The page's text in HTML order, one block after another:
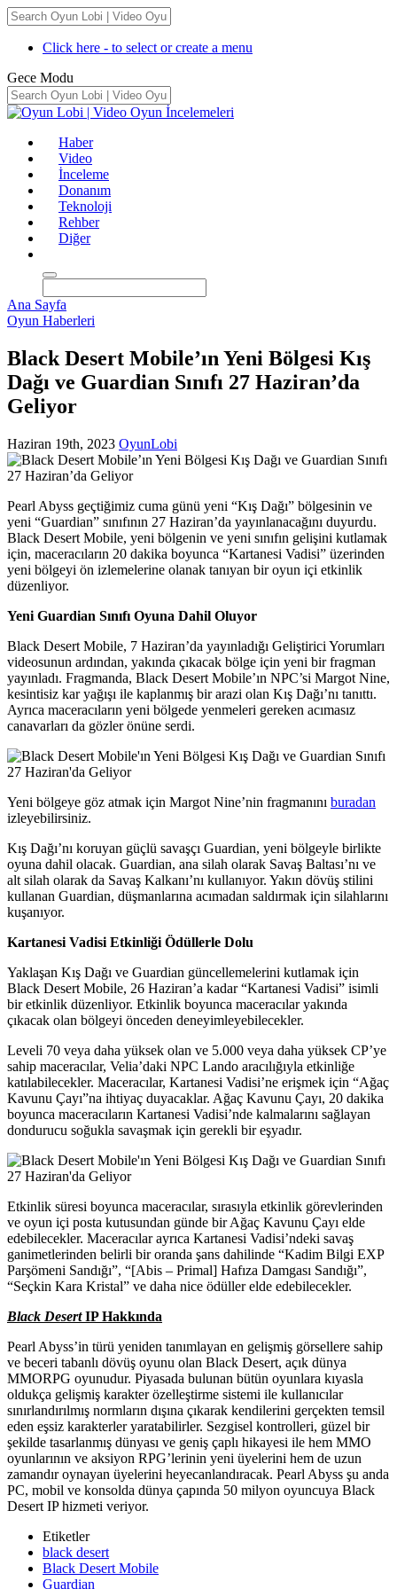
Click here - to select or create a menu
Gece Modu
Haber
Video
İnceleme
Donanım
Teknoloji
Rehber
Diğer
Ana Sayfa
Oyun Haberleri
Black Desert Mobile’ın Yeni Bölgesi Kış
Dağı ve Guardian Sınıfı 27 Haziran’da
Geliyor
Haziran 19th, 2023 OyunLobi
Pearl Abyss geçtiğimiz cuma günü yeni “Kış Dağı” bölgesinin ve
yeni “Guardian” sınıfının 27 Haziran’da yayınlanacağını duyurdu.
Black Desert Mobile, yeni bölgenin ve yeni sınıfın gelişini kutlamak
için, maceracıların 20 dakika boyunca “Kartanesi Vadisi” üzerinden
yeni bölgeyi ön izlemelerine olanak tanıyan bir oyun içi etkinlik
düzenliyor.
Yeni Guardian Sınıfı Oyuna Dahil Oluyor
Black Desert Mobile, 7 Haziran’da yayınladığı Geliştirici Yorumları
videosunun ardından, yakında çıkacak bölge için yeni bir fragman
yayınladı. Fragmanda, Black Desert Mobile’ın NPC’si Margot Nine,
kesintisiz kar yağışı ile kaplanmış bir arazi olan Kış Dağı’nı tanıttı.
Ayrıca maceracıların yeni bölgede yenmeleri gereken acımasız
canavarları da gözler önüne serdi.
Yeni bölgeye göz atmak için Margot Nine’nin fragmanını buradan
izleyebilirsiniz.
Kış Dağı’nı koruyan güçlü savaşçı Guardian, yeni bölgeyle birlikte
oyuna dahil olacak. Guardian, ana silah olarak Savaş Baltası’nı ve
alt silah olarak da Savaş Kalkanı’nı kullanıyor. Yakın dövüş stilini
kullanan Guardian, düşmanlarına acımadan saldırmak için silahlarını
kuşanıyor.
Kartanesi Vadisi Etkinliği Ödüllerle Dolu
Yaklaşan Kış Dağı ve Guardian güncellemelerini kutlamak için
Black Desert Mobile, 26 Haziran’a kadar “Kartanesi Vadisi” isimli
bir etkinlik düzenliyor. Etkinlik boyunca maceracılar yakında
çıkacak olan bölgeyi önceden deneyimleyebilecekler.
Leveli 70 veya daha yüksek olan ve 5.000 veya daha yüksek CP’ye
sahip maceracılar, Velia’daki NPC Lando aracılığıyla etkinliğe
katılabilecekler. Maceracılar, Kartanesi Vadisi’ne erişmek için “Ağaç
Kavunu Çayı”na ihtiyaç duyacaklar. Ağaç Kavunu Çayı, 20 dakika
boyunca maceracıların Kartanesi Vadisi’nde kalmalarını sağlayan
dondurucu soğukla savaşmak için gerekli bir eşyadır.
Etkinlik süresi boyunca maceracılar, sırasıyla etkinlik görevlerinden
ve oyun içi posta kutusundan günde bir Ağaç Kavunu Çayı elde
edebilecekler. Maceracılar ayrıca Kartanesi Vadisi’ndeki savaş
ganimetlerinden belirli bir oranda şans dahilinde “Kadim Bilgi EXP
Parşömeni Sandığı”, “[Abis – Primal] Hafıza Damgası Sandığı”,
“Seçkin Kara Kristal” ve daha nice ödüller elde edebilecekler.
Black DesertIP Hakkında
Pearl Abyss’in türü yeniden tanımlayan en gelişmiş görsellere sahip
ve beceri tabanlı dövüş oyunu olan Black Desert, açık dünya
MMORPG oyunudur. Piyasada bulunan bütün oyunlara kıyasla
oldukça gelişmiş karakter özelleştirme sistemi ile kullanıcılar
sınırlandırılmış normların dışına çıkarak kendilerini gerçekten temsil
eden eşsiz karakterler yaratabilirler. Sezgisel kontrolleri, güzel bir
şekilde tasarlanmış dünyası ve geniş çaplı hikayesi ile hem MMO
oyunlarının ve aksiyon RPG’lerinin yeni üyelerini hem de uzun
zamandır oynayan üyelerini heyecanlandıracak. Pearl Abyss şu anda
PC, mobil ve konsolda dünya çapında 50 milyon oyuncuya Black
Desert IP hizmeti veriyor.
Etiketler
black desert
Black Desert Mobile
Guardian